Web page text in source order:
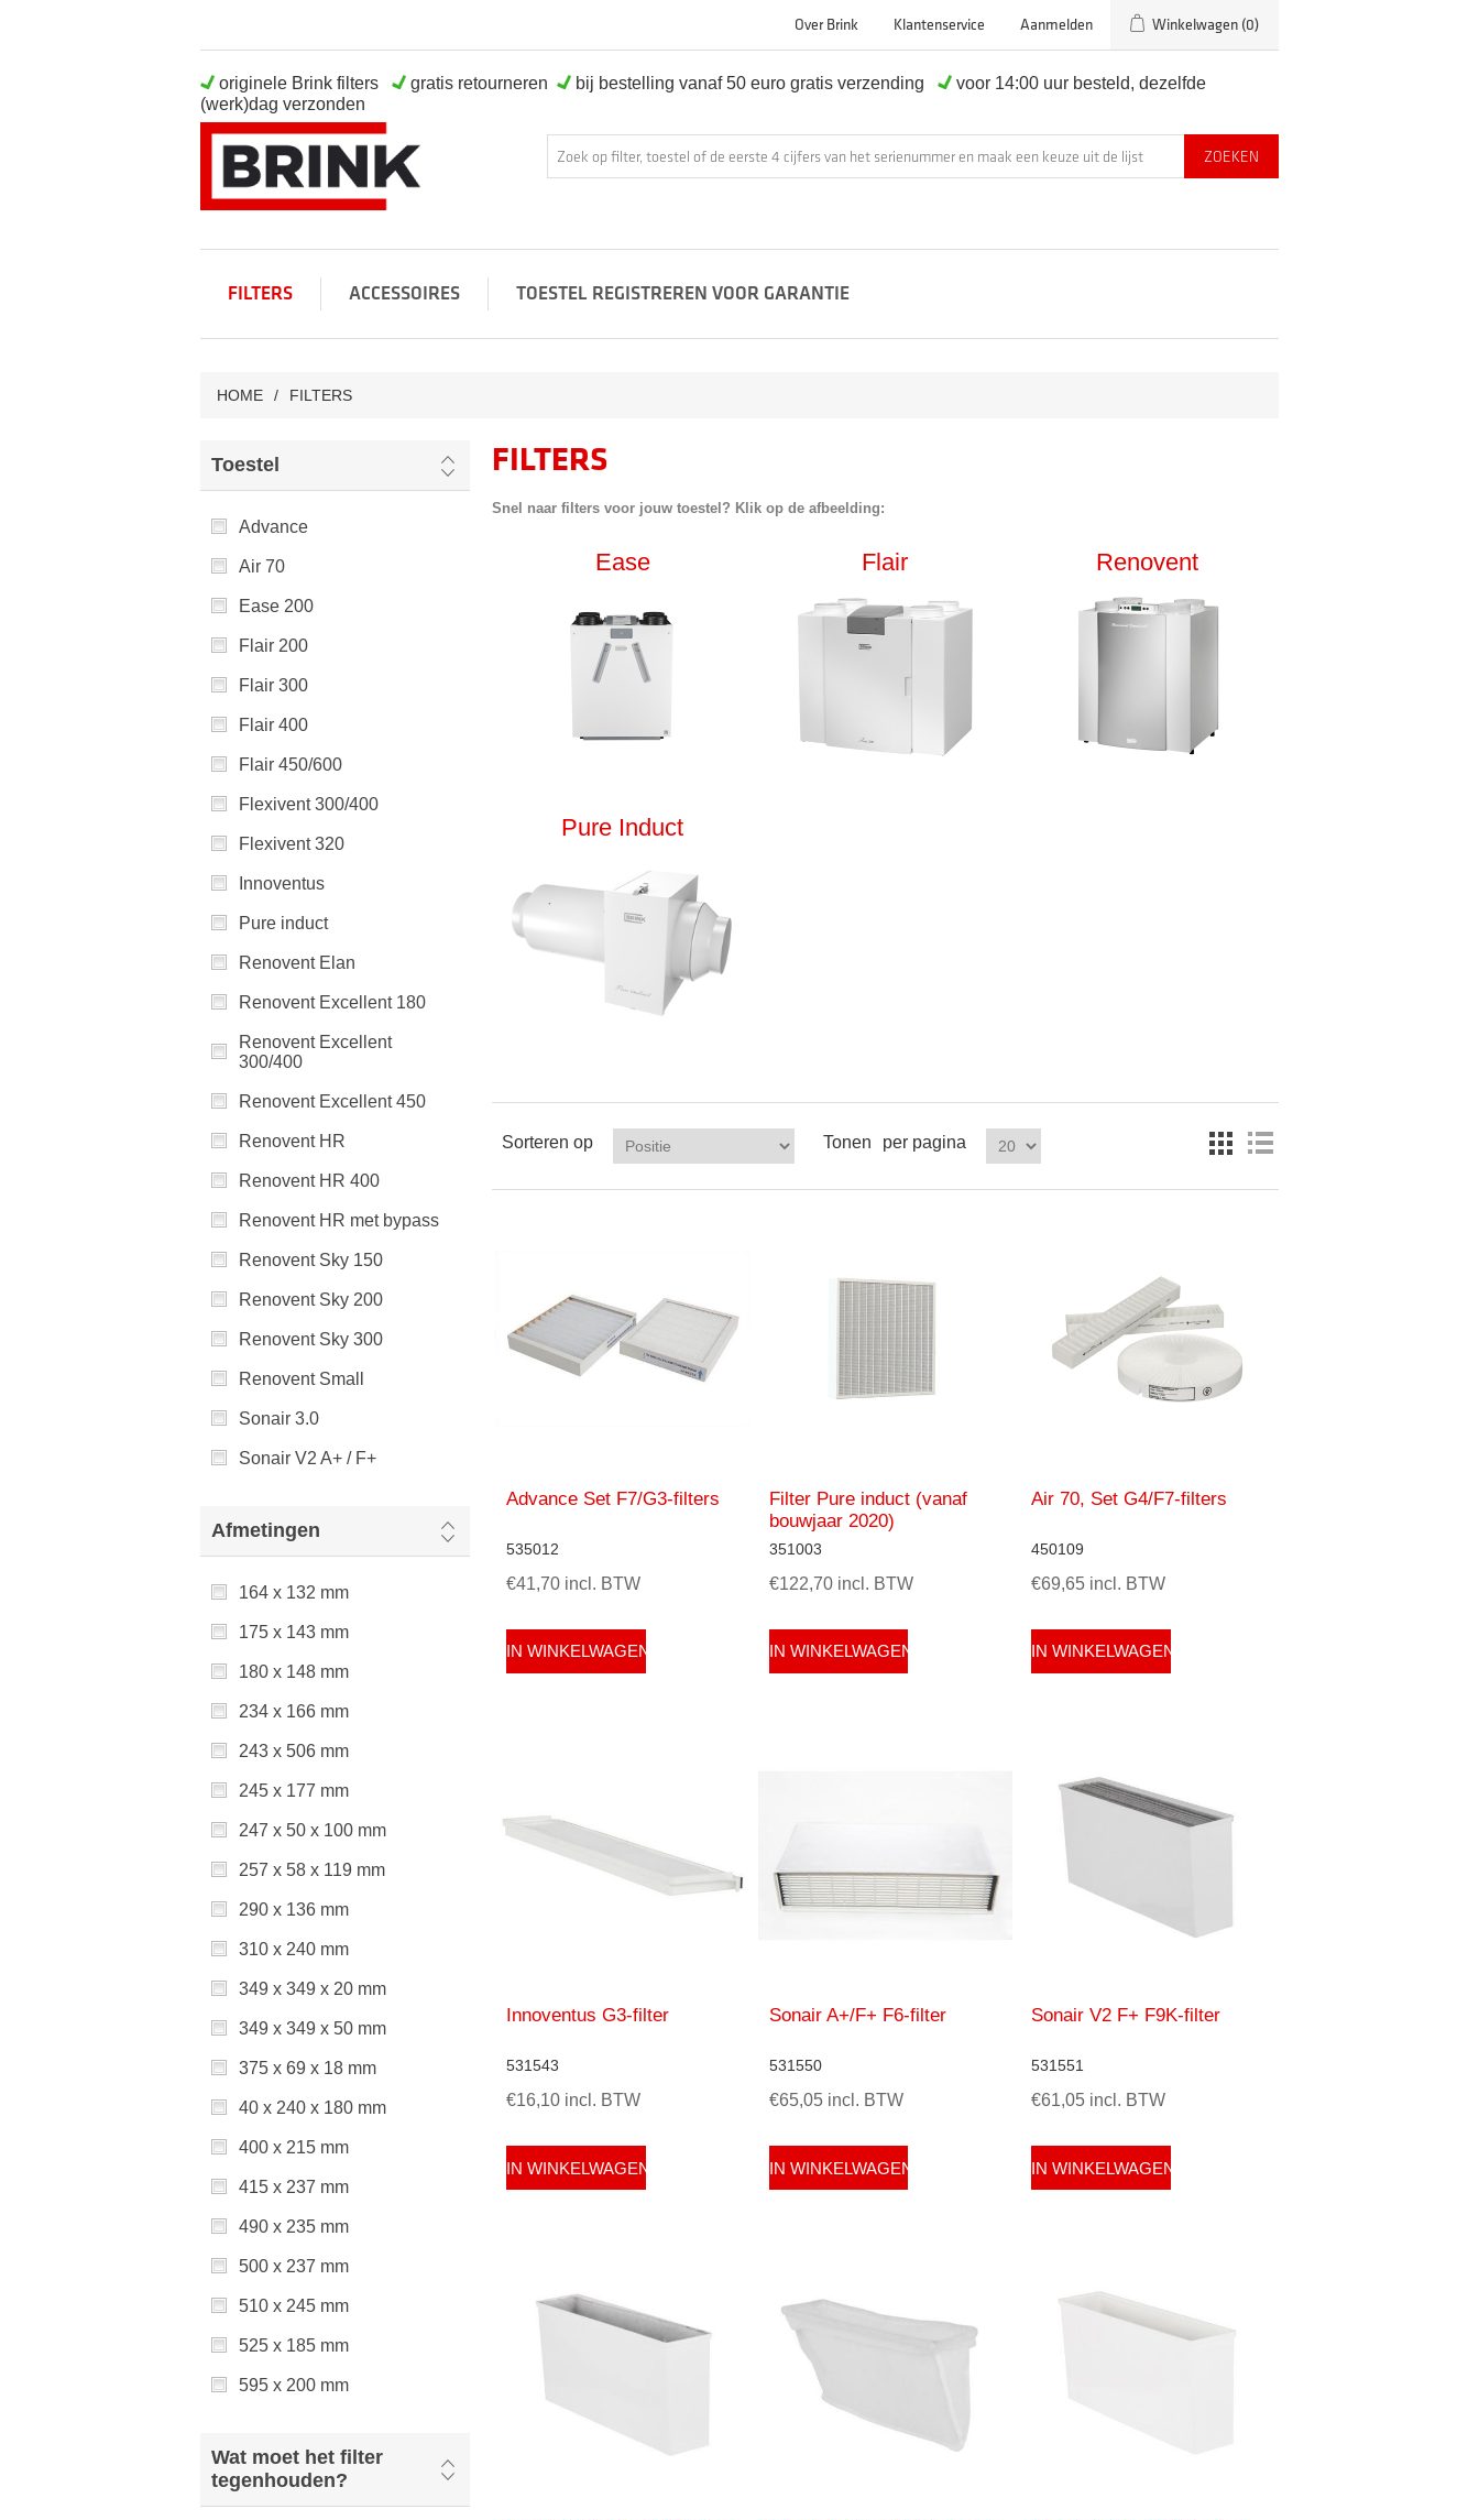
Over Brink Klantenservice Aanmelden Winkelwagen (0)
originele Brink filters gratis retourneren bij bestelling vanaf 50 euro gratis verzending
voor 14:00 uur besteld, dezelfde
(werk)dag verzonden
FILTERS ACCESSOIRES TOESTEL REGISTREREN VOOR GARANTIE
HOME / FILTERS
Toestel
Advance
Air 70
Ease 200
Flair 200
Flair 300
Flair 400
Flair 450/600
Flexivent 300/400
Flexivent 320
Innoventus
Pure induct
Renovent Elan
Renovent Excellent 180
Renovent Excellent
300/400
Renovent Excellent 450
Renovent HR
Renovent HR 400
Renovent HR met bypass
Renovent Sky 150
Renovent Sky 200
Renovent Sky 300
Renovent Small
Sonair 3.0
Sonair V2 A+ / F+
Afmetingen
164 x 132 mm
175 x 143 mm
180 x 148 mm
234 x 166 mm
243 x 506 mm
245 x 177 mm
247 x 50 x 100 mm
257 x 58 x 119 mm
290 x 136 mm
310 x 240 mm
349 x 349 x 20 mm
349 x 349 x 50 mm
375 x 69 x 18 mm
40 x 240 x 180 mm
400 x 215 mm
415 x 237 mm
490 x 235 mm
500 x 237 mm
510 x 245 mm
525 x 185 mm
595 x 200 mm
Wat moet het filter
tegenhouden?
FILTERS
Snel naar filters voor jouw toestel? Klik op de afbeelding:
Ease Flair Renovent
Pure Induct
Sorteren op Tonen per pagina
Advance Set F7/G3-filters
535012
€41,70 incl. BTW
Filter Pure induct (vanaf
bouwjaar 2020)
351003
€122,70 incl. BTW
Air 70, Set G4/F7-filters
450109
€69,65 incl. BTW
Innoventus G3-filter
531543
€16,10 incl. BTW
Sonair A+/F+ F6-filter
531550
€65,05 incl. BTW
Sonair V2 F+ F9K-filter
531551
€61,05 incl. BTW